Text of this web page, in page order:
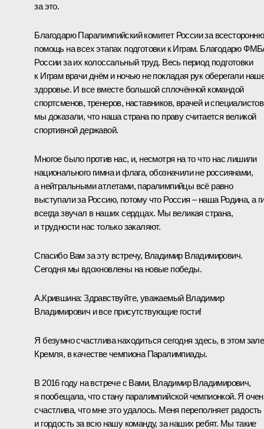
за это.
Благодарю Паралимпийский комитет России за
помощь на всех этапах подготовки к Играм. Благодарю
России за их колоссальный труд. Весь период подготовки
к Играм врачи днём и ночью не покладая рук оберегали
здоровье. И все вместе большой сплочённой командой
спортсменов, тренеров, наставников, врачей и специалистов
мы доказали, что наша страна по праву считается великой
спортивной державой.
Многое было против нас, и, несмотря на то что нас лишили
национального гимна и флага, обозначили не россиянами,
а нейтральными атлетами, паралимпийцы всё равно
выступали за Россию, потому что Россия ‒ наша Родина, а
всегда звучал в наших сердцах. Мы великая страна,
и трудности нас только закаляют.
Спасибо Вам за эту встречу, Владимир Владимирович.
Сегодня мы вдохновлены на новые победы.
А.Крившина:Здравствуйте, уважаемый Владимир
Владимирович и все присутствующие гости!
Я безумно счастлива находиться сегодня здесь, в этом зале
Кремля, в качестве чемпиона Паралимпиады.
В 2016 году на встрече с Вами, Владимир Владимирович,
я пообещала, что стану паралимпийской чемпионкой. Я
счастлива, что мне это удалось. Меня переполняет радость
и гордость за всю нашу команду, за наших ребят. Мы такие